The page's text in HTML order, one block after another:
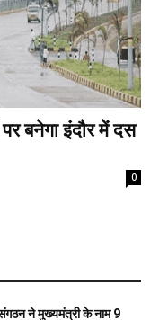
बनेगा इंदौर में दस
0
ने मुख्यमंत्री के नाम 9